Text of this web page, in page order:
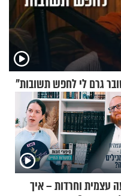
עצמית וחרדות – איך